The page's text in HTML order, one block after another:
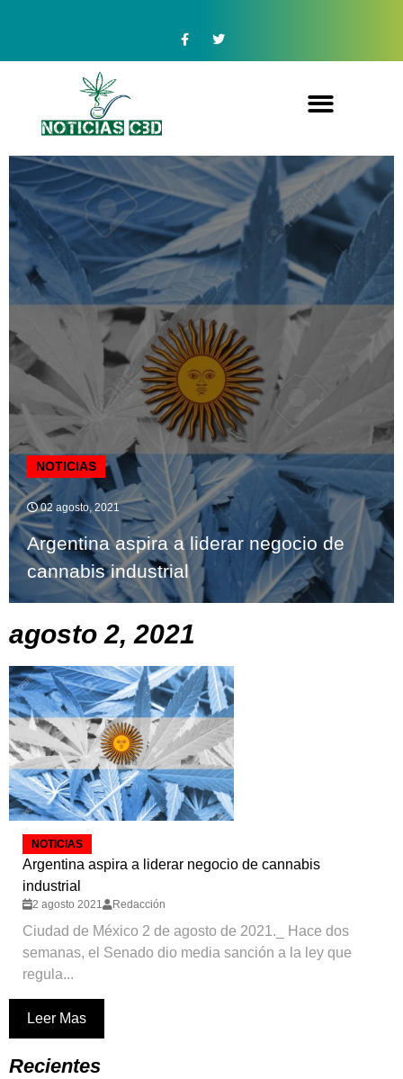
NOTICIAS
02 agosto, 2021
Argentina aspira a liderar negocio de
cannabis industrial
agosto 2, 2021
NOTICIAS
Argentina aspira a liderar negocio de cannabis
industrial
2 agosto 2021 Redacción
Ciudad de México 2 de agosto de 2021._ Hace dos
semanas, el Senado dio media sanción a la ley que
regula...
Leer Mas
Recientes